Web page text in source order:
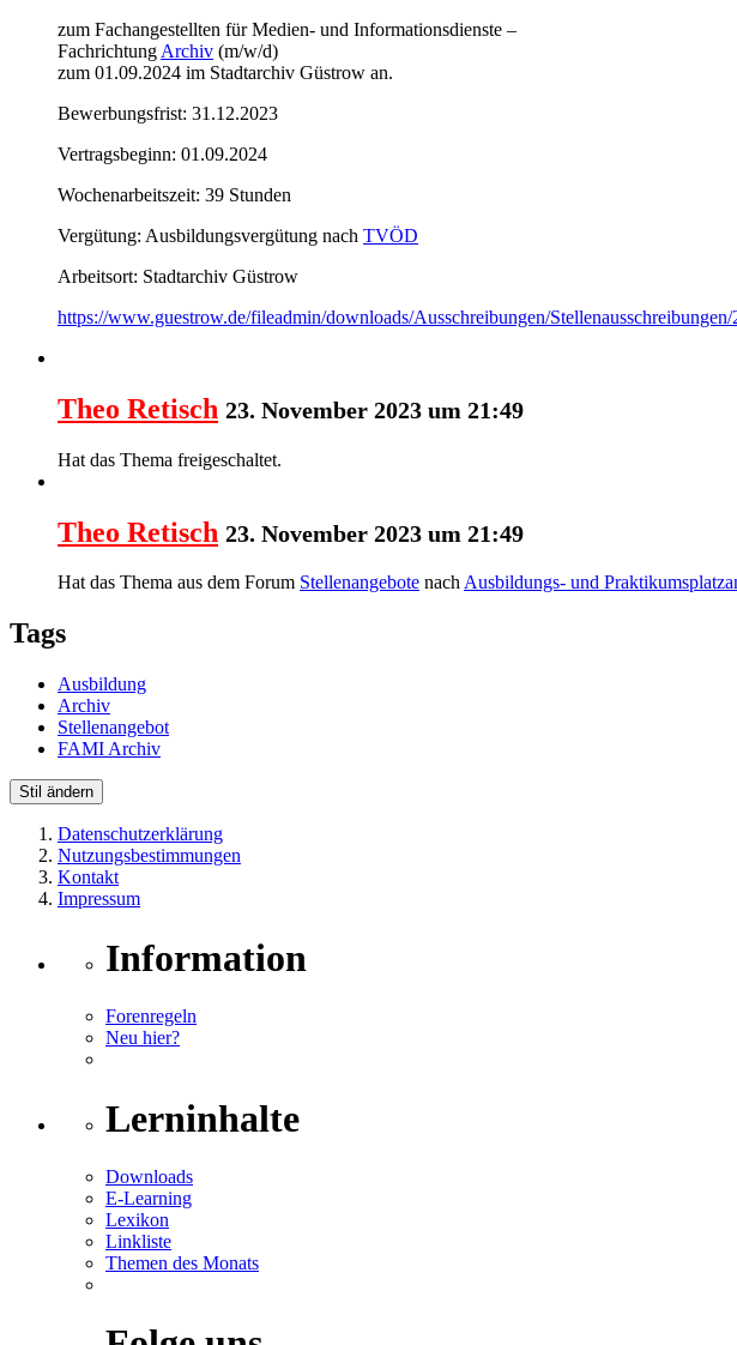
zum Fachangestellten für Medien- und Informationsdienste –
Fachrichtung Archiv (m/w/d)
zum 01.09.2024 im Stadtarchiv Güstrow an.
Bewerbungsfrist: 31.12.2023
Vertragsbeginn: 01.09.2024
Wochenarbeitszeit: 39 Stunden
Vergütung: Ausbildungsvergütung nach TVÖD
Arbeitsort: Stadtarchiv Güstrow
https://www.guestrow.de/fileadmin/downloads/Ausschreibungen/
Theo Retisch 23. November 2023 um 21:49
Hat das Thema freigeschaltet.
Theo Retisch 23. November 2023 um 21:49
Hat das Thema aus dem Forum Stellenangebote nachAusbildungs- und
Tags
Ausbildung
Archiv
Stellenangebot
FAMI Archiv
Stil ändern
Datenschutzerklärung
Nutzungsbestimmungen
Kontakt
Impressum
Information
Forenregeln
Neu hier?
Lerninhalte
Downloads
E-Learning
Lexikon
Linkliste
Themen des Monats